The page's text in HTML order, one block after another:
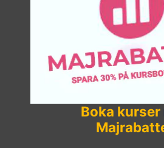
Boka kurser